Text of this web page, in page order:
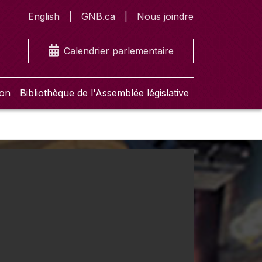
English GNB.ca Nous joindre
Calendrier parlementaire
Bibliothèque de l'Assemblée législative